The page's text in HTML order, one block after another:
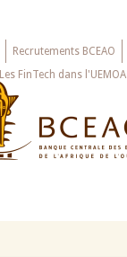
Recrutements BCEAO
Les FinTech dans l'UEMOA